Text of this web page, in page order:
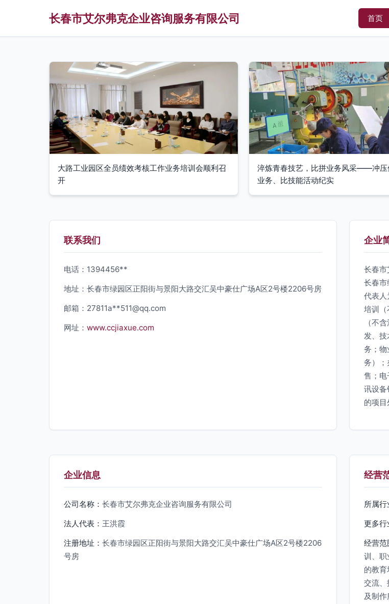
长春市艾尔弗克企业咨询服务有限公司 首页
大路工业园区全员绩效考核工作业务培训会顺利召
开
淬炼青春技艺，比拼业务风采——冲压
业务、比技能活动纪实
联系我们
电话：1394456**
地址：长春市绿园区正阳街与景阳大路交汇吴中豪仕广场A区2号楼2206号房
邮箱：27811a**511@qq.com
网址： www.ccjiaxue.com
企业
长春
长春
代表人
培训（
（不
发、技
务；物
务）；
售；电
讯设备
的项目
企业信息
公司名称： 长春市艾尔弗克企业咨询服务有限公司
法人代表： 王洪霞
注册地址： 长春市绿园区正阳街与景阳大路交汇吴中豪仕广场A区2号楼2206
号房
经营
所属行
更多行
经营范
训、职
的教
交流、
及制